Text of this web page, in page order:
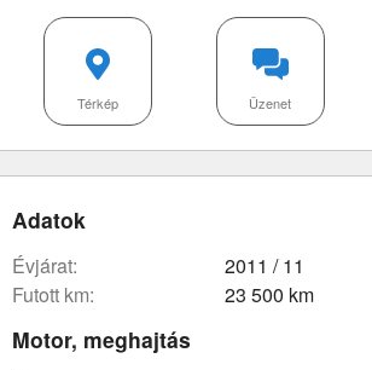
Üzenet
Térkép
Adatok
évjárat:
2011 / 11
futott km:
23 500 km
Motor, meghajtás